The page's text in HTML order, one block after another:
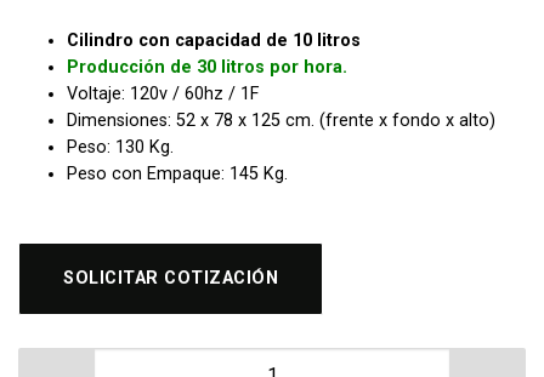
Cilindro con capacidad de 10 litros
Producción de 30 litros por hora.
Voltaje: 120v / 60hz / 1F
Dimensiones: 52 x 78 x 125 cm. (frente x fondo x alto)
Peso: 130 Kg.
Peso con Empaque: 145 Kg.
SOLICITAR COTIZACIÓN
Máquina de Helado Duro Migsa BQY-N30 cantidad